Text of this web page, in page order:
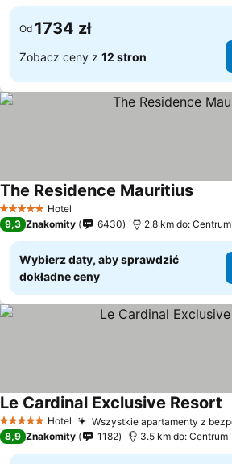
Od 1734 zł
Zobacz ceny z 12 stron
5 KategoriaHotel
The Residence Mauritius
9,3 Znakomity 6430 2.8 km do: Centrum
Wybierz daty, aby sprawdzić
dokładne ceny
5 KategoriaHotel
Le Cardinal Exclusive Resort
8,9 Znakomity 1182 3.5 km do: Centrum